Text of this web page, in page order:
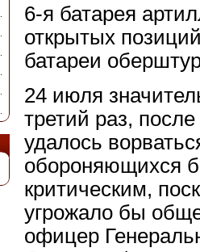
6-я батарея
открытых
батареи
24 июля
третий раз,
удалось
обороняющихся
критическим,
угрожало бы
офицер